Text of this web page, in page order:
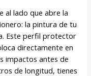
al lado que abre la
la pintura de tu
Este perfil protector
directamente en
impactos antes de
de longitud, tienes